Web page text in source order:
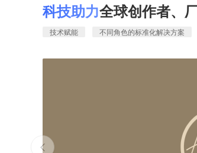
科技助力全球创作者、
技术赋能 不同角色的标准化解决方案